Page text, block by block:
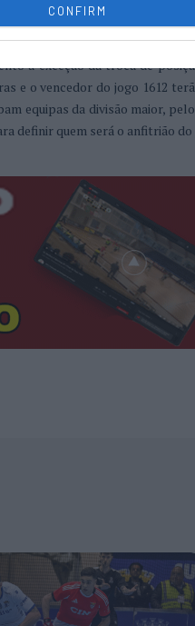
CONFIRM
à exceção da troca de
e o vencedor do jogo 1612
equipas da divisão maior,
definir quem será o anfitrião do